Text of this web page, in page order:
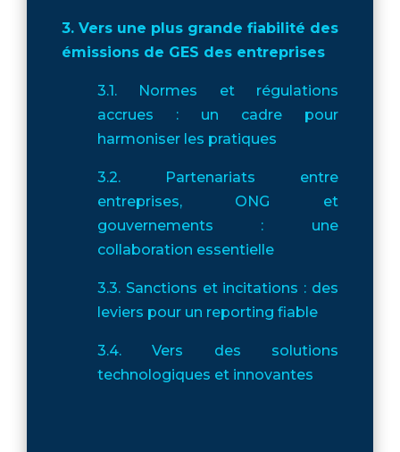
3. Vers une plus grande fiabilité des
émissions de GES des entreprises
3.1. Normes et régulations
accrues : un cadre pour
harmoniser les pratiques
3.2. Partenariats entre
entreprises, ONG et
gouvernements : une
collaboration essentielle
3.3. Sanctions et incitations : des
leviers pour un reporting fiable
3.4. Vers des solutions
technologiques et innovantes